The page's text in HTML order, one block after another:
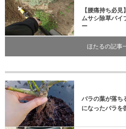
【腰痛持ち必
ムサシ除草バイ
ー
ほたるの記事
バラの葉が落ち
になったバラを